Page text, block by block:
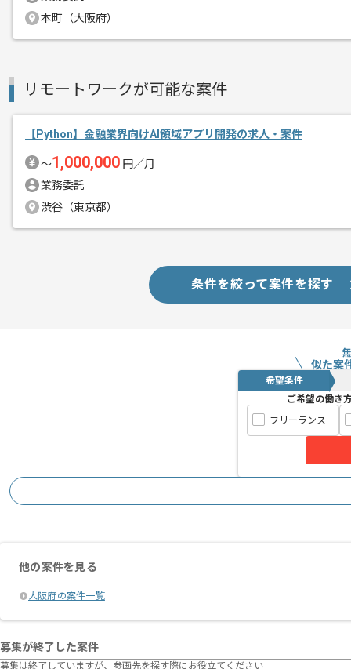
本町（大阪府）
リモートワークが可能な案件
【Python】金融業界向けAI領域アプリ開発の求人・案件
〜1,000,000 円／月
業務委託
渋谷（東京都）
条件を絞って案件を探す
似た案
希望条件
ご希望の働き
フリーランス
他の案件を見る
大阪府の案件一覧
募集が終了した案件
募集は終了していますが、参画先を探す際にお役立てください